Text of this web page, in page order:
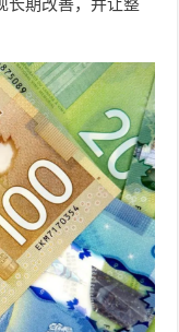
长期改善，并让整